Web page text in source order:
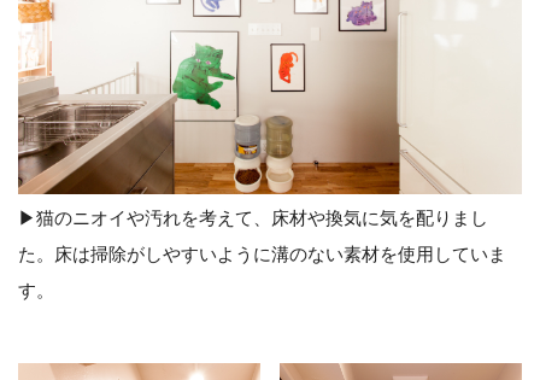
▶︎猫のニオイや汚れを考えて、床材や換気に気を配りまし
た。床は掃除がしやすいように溝のない素材を使用していま
す。